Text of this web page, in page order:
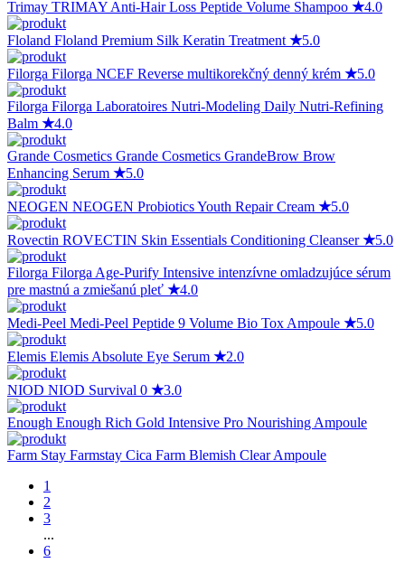
Trimay TRIMAY Anti-Hair Loss Peptide Volume Shampoo ★4.0
Floland Floland Premium Silk Keratin Treatment ★5.0
Filorga Filorga NCEF Reverse multikorekčný denný krém ★5.0
Filorga Filorga Laboratoires Nutri-Modeling Daily Nutri-Refining
Balm ★4.0
Grande Cosmetics Grande Cosmetics GrandeBrow Brow
Enhancing Serum ★5.0
NEOGEN NEOGEN Probiotics Youth Repair Cream ★5.0
Rovectin ROVECTIN Skin Essentials Conditioning Cleanser★5.0
Filorga Filorga Age-Purify Intensive intenzívne omladzujúce sérum
pre mastnú a zmiešanú pleť ★4.0
Medi-Peel Medi-Peel Peptide 9 Volume Bio Tox Ampoule ★5.0
Elemis Elemis Absolute Eye Serum ★2.0
NIOD NIOD Survival 0 ★3.0
Enough Enough Rich Gold Intensive Pro Nourishing Ampoule
Farm Stay Farmstay Cica Farm Blemish Clear Ampoule
1
2
3
...
6